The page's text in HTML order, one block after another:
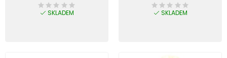
SKLADEM SKLADEM